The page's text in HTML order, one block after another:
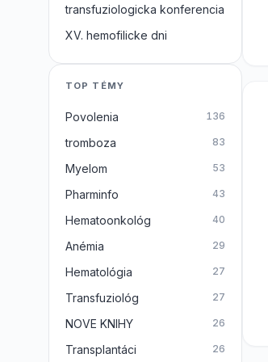
transfuziologicka konferencia
XV. hemofilicke dni
TOP TÉMY
Povolenia 136
tromboza 83
Myelom 53
Pharminfo 43
Hematoonkológ 40
Anémia 29
Hematológia 27
Transfuziológ 27
NOVE KNIHY 26
Transplantáci 26